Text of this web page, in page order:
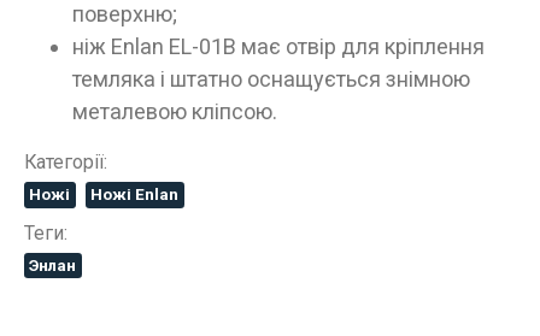
поверхню;
ніж Enlan EL-01B має отвір для кріплення
темляка і штатно оснащується знімною
металевою кліпсою.
Категорії:
Ножі Ножі Enlan
Теги:
Энлан